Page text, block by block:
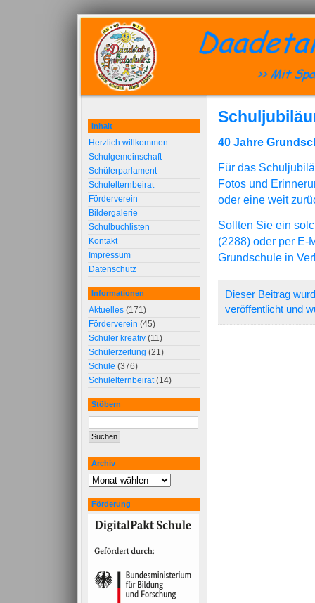
40 Jahre
Für das
Fotos und
oder eine weit
Sollten Sie ein
(2288) oder per E-
Grundschule in
Dieser Beitrag
veröffentlicht und
Inhalt
Herzlich willkommen
Schulgemeinschaft
Schülerparlament
Schulelternbeirat
Förderverein
Bildergalerie
Schulbuchlisten
Kontakt
Impressum
Datenschutz
Informationen
Aktuelles (171)
Förderverein (45)
Schüler kreativ (11)
Schülerzeitung (21)
Schule (376)
Schulelternbeirat(14)
Stöbern
Archiv
Förderung